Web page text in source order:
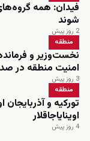
فیدان: همه
شوند
2 روز پیش
منطقه
نخست‌وزیر و
امنیت منطقه در
3 روز پیش
منطقه
تورکیه و
اوینایاجاقلار
4 روز پیش